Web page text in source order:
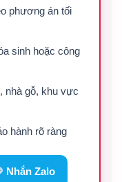
phương án tối
sinh hoặc công
nhà gỗ, khu vực
hành rõ ràng
Nhắn Zalo